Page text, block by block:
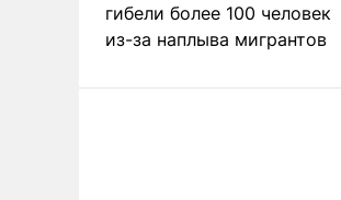
гибели более 100 человек
из-за наплыва мигрантов